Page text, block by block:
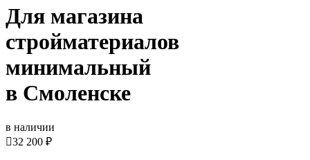
Для магазина
стройматериалов
минимальный
в Смоленске
в наличии
32 200 ₽